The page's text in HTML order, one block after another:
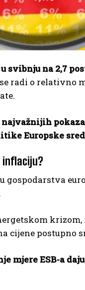
svibnju na 2,7
radi o relativno
Europske
cijene postupno
mjere ESB-a